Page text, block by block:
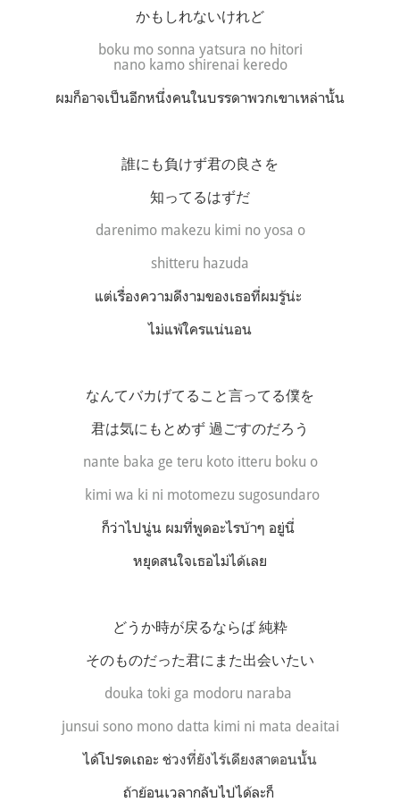
かもしれないけれど
boku mo sonna yatsura no hitori
nano kamo shirenai keredo
ผมก็อาจเป็นอีกหนึ่งคนในบรรดาพวกเขาเหล่านั้น
誰にも負けず君の良さを
知ってるはずだ
darenimo makezu kimi no yosa o
shitteru hazuda
แต่เรื่องความดีงามของเธอที่ผมรู้น่ะ
ไม่แพ้ใครแน่นอน
なんてバカげてること言ってる僕を
君は気にもとめず 過ごすのだろう
nante baka ge teru koto itteru boku o
kimi wa ki ni motomezu sugosundaro
ก็ว่าไปนู่น ผมที่พูดอะไรบ้าๆ อยู่นี่
หยุดสนใจเธอไม่ได้เลย
どうか時が戻るならば 純粋
そのものだった君にまた出会いたい
douka toki ga modoru naraba
junsui sono mono datta kimi ni mata deaitai
ได้โปรดเถอะ ช่วงที่ยังไร้เดียงสาตอนนั้น
ถ้าย้อนเวลากลับไปได้ละก็